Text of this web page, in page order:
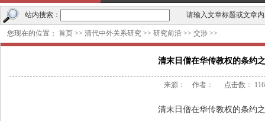
站内搜索： 请输入文章标题或文章
您现在的位置： 首页 >> 清代中外关系研究 >> 研究前沿 >> 交涉 >>
清末日僧在华传教权的条约
来源： 作者： 点击数：
清末日僧在华传教权的条约